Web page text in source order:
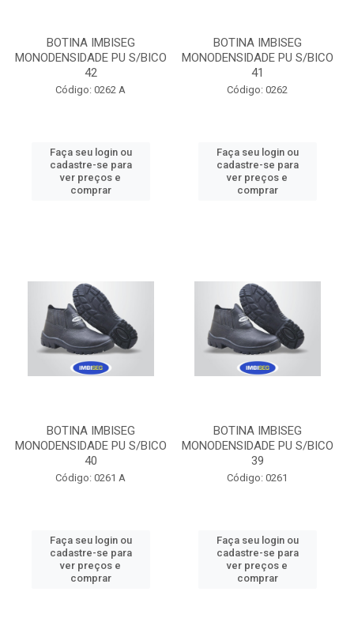
BOTINA IMBISEG
MONODENSIDADE PU S/BICO
42
Código: 0262 A
Faça seu login ou
cadastre-se para
ver preços e
comprar
BOTINA IMBISEG
MONODENSIDADE PU S/BICO
41
Código: 0262
Faça seu login ou
cadastre-se para
ver preços e
comprar
BOTINA IMBISEG
MONODENSIDADE PU S/BICO
40
Código: 0261 A
Faça seu login ou
cadastre-se para
ver preços e
comprar
BOTINA IMBISEG
MONODENSIDADE PU S/BICO
39
Código: 0261
Faça seu login ou
cadastre-se para
ver preços e
comprar